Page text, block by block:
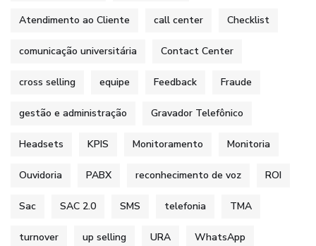
Atendimento ao Cliente call center Checklist
comunicação universitária Contact Center
cross selling equipe Feedback Fraude
gestão e administração Gravador Telefônico
Headsets KPIS Monitoramento Monitoria
Ouvidoria PABX reconhecimento de voz ROI
Sac SAC 2.0 SMS telefonia TMA
turnover up selling URA WhatsApp